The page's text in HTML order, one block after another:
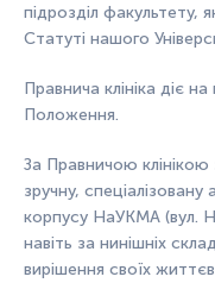
підрозділ факультету,
Статуті нашого
Правнича клініка діє
Положення.
За Правничою
зручну,
корпусу НаУКМА (вул.
навіть за нинішніх
вирішення своїх